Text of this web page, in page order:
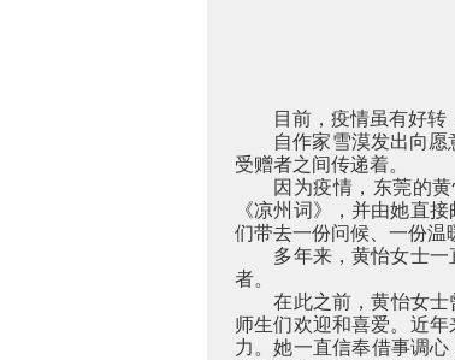
目前，疫情虽有好转
自作家雪漠发出向
受赠者之间传递着。
因为疫情，东莞的
《凉州词》，并由她直
们带去一份问候、一份温
多年来，黄怡女士
者。
在此之前，黄怡女
师生们欢迎和喜爱。近
力。她一直信奉借事调